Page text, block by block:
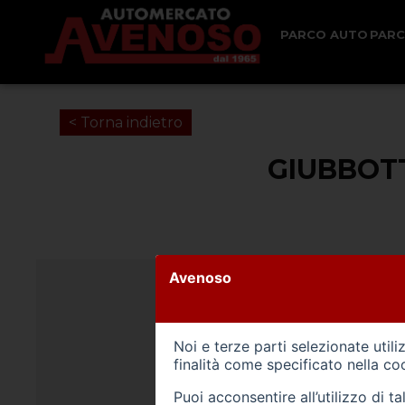
PARCO AUTO
< Torna indietro
Avenoso
Noi e terze parti selezionate
finalità come specificato nella
Puoi acconsentire all’utilizzo di